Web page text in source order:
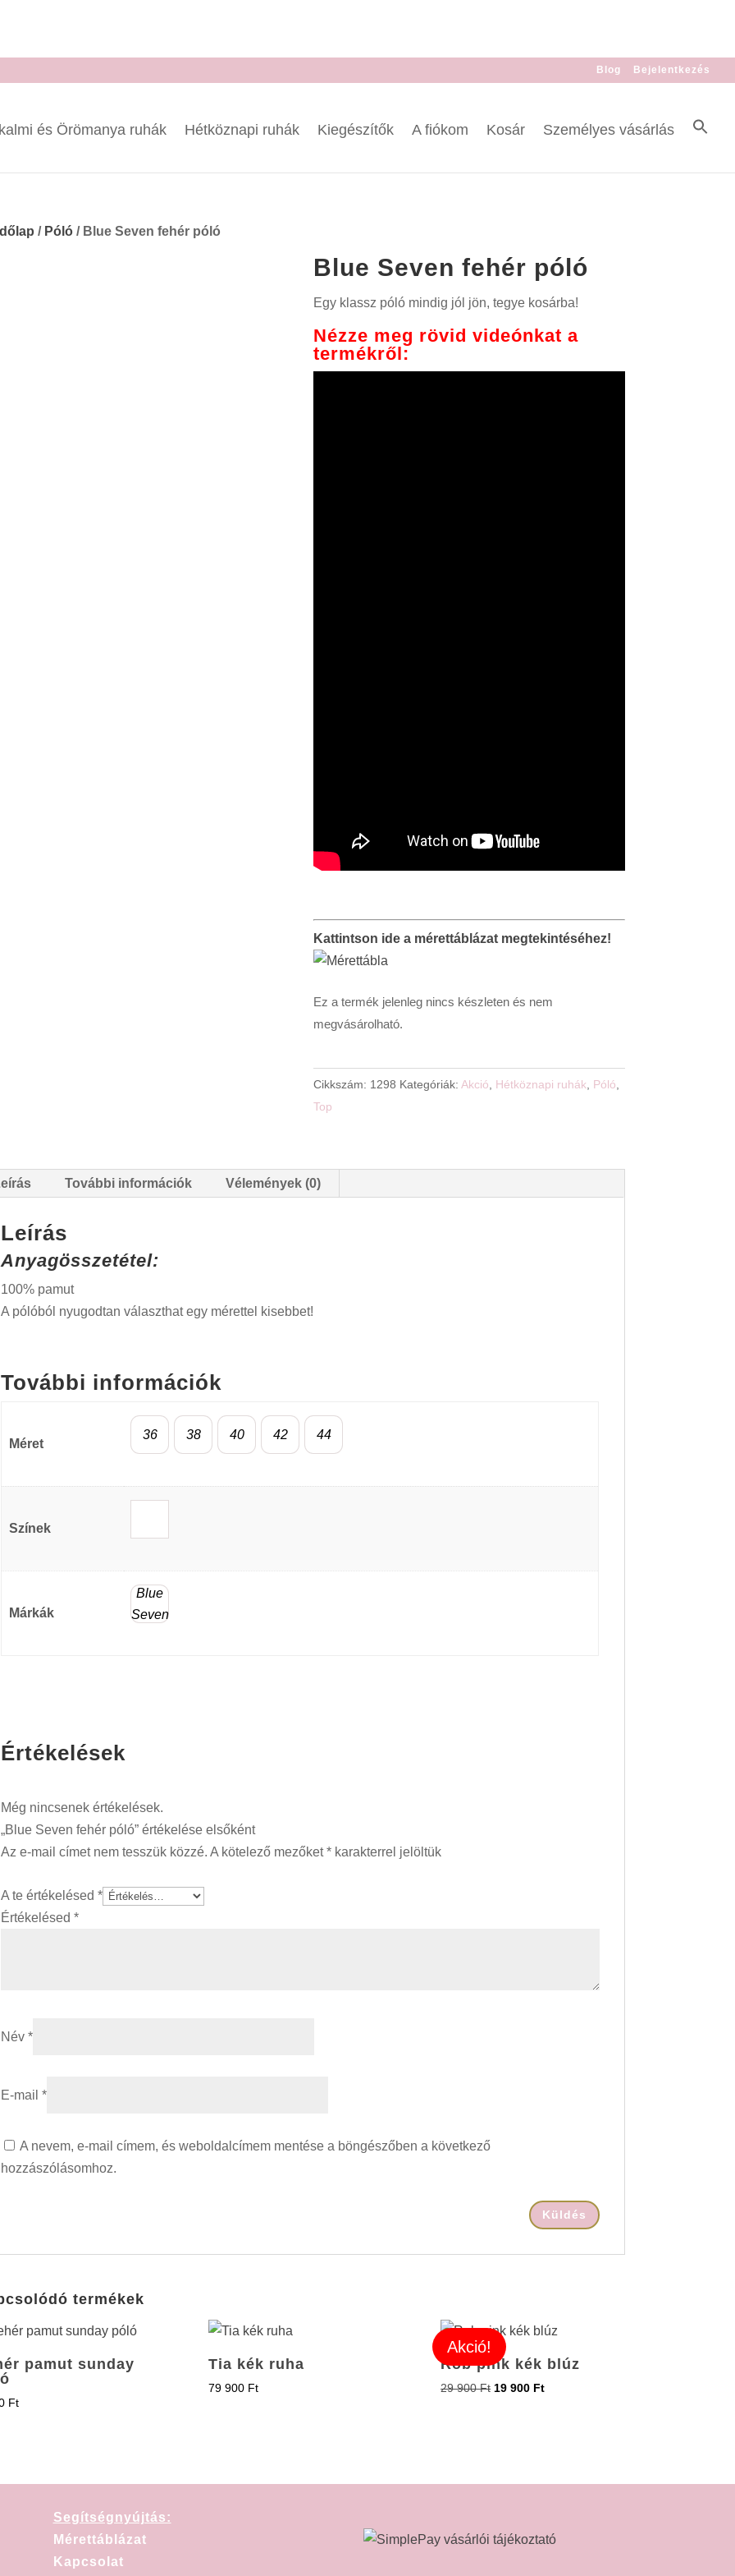
Blog Bejelentkezés
és Örömanya ruhák Hétköznapi ruhák Kiegészítők A fiókom Kosár Személyes vásárlás
/ Póló/ Blue Seven fehér póló
Blue Seven fehér póló
Egy klassz póló mindig jól jön, tegye kosárba!
Nézze meg rövid videónkat a
termékről:
Kattintson ide a mérettáblázat megtekintéséhez!
Ez a termék jelenleg nincs készleten és nem
megvásárolható.
Cikkszám: 1298 Kategóriák: Akció Hétköznapi ruhák Póló
Top
További információk Vélemények (0)
Leírás
Anyagösszetétel:
100% pamut
A pólóból nyugodtan választhat egy mérettel kisebbet!
További információk
Méret
36 38 40 42 44
Színek
Márkák
Blue
Seven
Értékelések
Még nincsenek értékelések.
„Blue Seven fehér póló” értékelése elsőként
Az e-mail címet nem tesszük közzé. A kötelező mezőket*karakterrel jelöltük
A te értékelésed *
Értékelésed *
Név *
E-mail *
A nevem, e-mail címem, és weboldalcímem mentése a böngészőben a következő
hozzászólásomhoz.
termékek
pamut sunday
Ft
Tia kék ruha
79 900 Ft
Akció!
Rob pink kék blúz
29 900Ft 19 900 Ft
Segítségnyújtás:
Mérettáblázat
Kapcsolat